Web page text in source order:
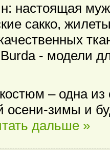
настоящая
сакко,
- модели
– одна из
осени-зимы и
дальше »